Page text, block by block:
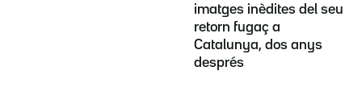
imatges inèdites del seu
retorn fugaç a
Catalunya, dos anys
després